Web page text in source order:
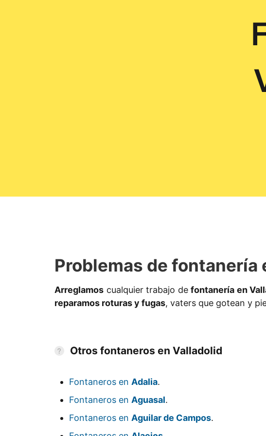
Problemas de fontanería
Arreglamos cualquier trabajo defontanería en
reparamos roturas y fugas, vaters que gotean y
Otros fontaneros en Valladolid
Fontaneros en Adalia.
Fontaneros en Aguasal.
Fontaneros en Aguilar de Campos.